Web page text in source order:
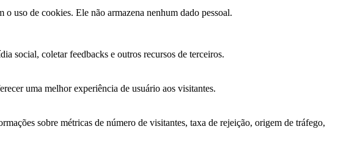
uso de cookies. Ele não armazena nenhum dado pessoal.
social, coletar feedbacks e outros recursos de terceiros.
uma melhor experiência de usuário aos visitantes.
sobre métricas de número de visitantes, taxa de rejeição, origem de tráfego,